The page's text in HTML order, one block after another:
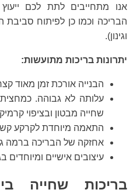
אנו מתחייבים לתת לכם ייעוץ
הבריכה וכמו כן לפיתוח סביבת
וגינון).
יתרונות בריכות מתועשות:
הבנייה אורכת זמן מאוד קצר – 7-14 ימי
עלותה לא גבוהה.
שחייה מבטון ובציפוי
התאמה מיוחדת לקרקע
אחזקה של הבריכה ברמה
עיצובים אישיים ומיוחדים
בריכות שחייה